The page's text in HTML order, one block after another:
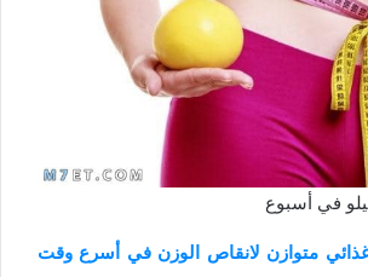
متوازن لانقاص الوزن في أسرع وقت